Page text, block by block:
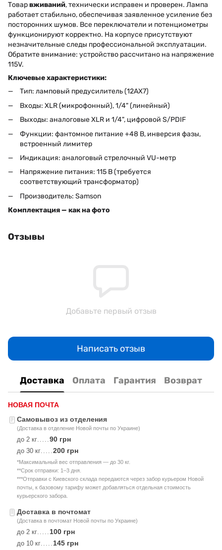
Товарвживаний, технически исправен и проверен. Лампа
работает стабильно, обеспечивая заявленное усиление без
посторонних шумов. Все переключатели и потенциометры
функционируют корректно. На корпусе присутствуют
незначительные следы профессиональной эксплуатации.
Обратите внимание: устройство рассчитано на напряжение
115V.
Ключевые характеристики:
Тип: ламповый предусилитель (12AX7)
Входы: XLR (микрофонный), 1/4" (линейный)
Выходы: аналоговые XLR и 1/4", цифровой S/PDIF
Функции: фантомное питание +48 В, инверсия фазы,
встроенный лимитер
Индикация: аналоговый стрелочный VU-метр
Напряжение питания: 115 В (требуется
соответствующий трансформатор)
Производитель: Samson
Комплектация — как на фото
Отзывы
Добавьте первый отзыв
Написать отзыв
Доставка Оплата Гарантия Возврат
НОВАЯ ПОЧТА
Самовывоз из отделения
(Доставка в отделение Новой почты по Украине)
до 2 кг.....90 грн
до 30 кг.....200 грн
*Максимальный вес отправления — до 30 кг.
**Срок отправки: 1–3 дня.
***Отправки с Киевского склада передаются через забор курьером Новой
почты, к базовому тарифу может добавляться отдельная стоимость
курьерского забора.
Доставка в почтомат
(Доставка в почтомат Новой почты по Украине)
до 2 кг..... 100 грн
до 10 кг..... 145 грн